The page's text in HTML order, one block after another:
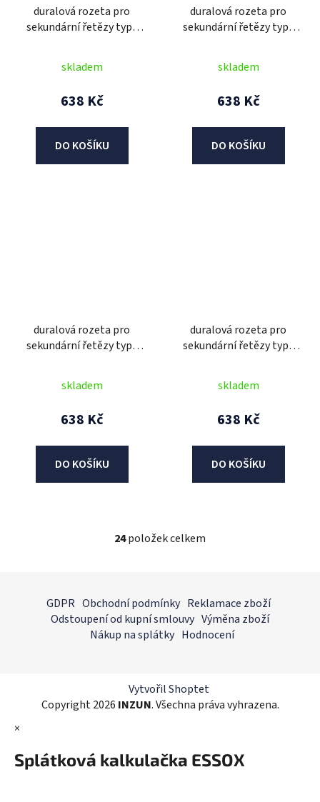
duralová rozeta pro
sekundární řetězy typu
skladem
638 Kč
DO KOŠÍKU
duralová rozeta pro
sekundární řetězy typu
skladem
638 Kč
DO KOŠÍKU
duralová rozeta pro
sekundární řetězy typu
skladem
638 Kč
DO KOŠÍKU
duralová rozeta pro
sekundární řetězy typu
skladem
638 Kč
DO KOŠÍKU
O
d
a
c
r
v
v
ý
24položek celkem
GDPR Obchodní podmínky Reklamace zboží
Odstoupení od kupní smlouvy Výměna zboží
Nákup na splátky Hodnocení
Vytvořil Shoptet
Copyright 2026 INZUN. Všechna práva vyhrazena.
×
Splátková kalkulačka ESSOX